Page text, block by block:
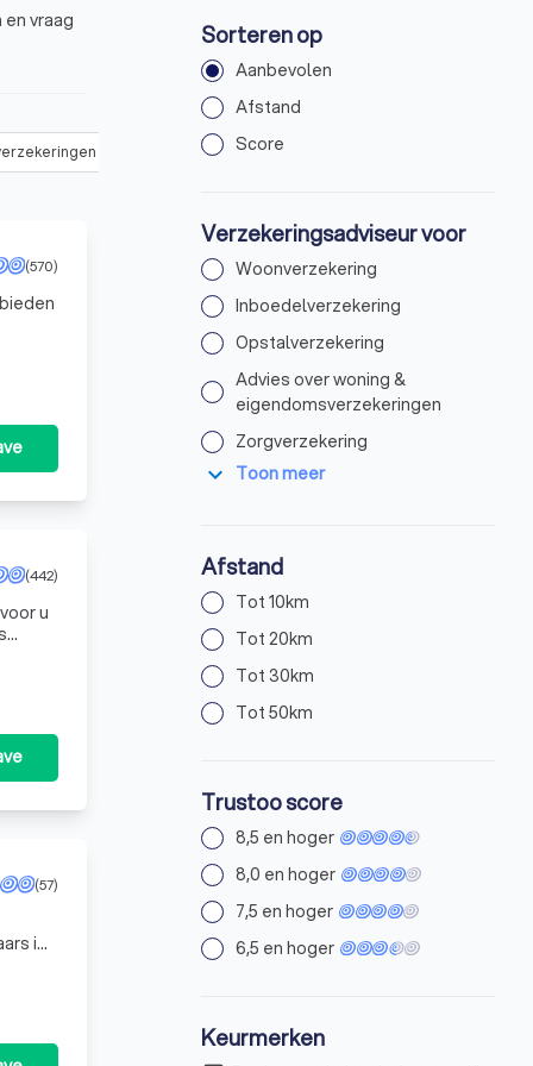
vraag
Zorgverzekering
(570)
(442)
u
(57)
is
Sorteren op
Aanbevolen
Afstand
Score
Verzekeringsadviseur voor
Woonverzekering
Inboedelverzekering
Opstalverzekering
Advies over woning &
eigendomsverzekeringen
Zorgverzekering
expand_more Toon meer
Afstand
Tot 10km
Tot 20km
Tot 30km
Tot 50km
Trustoo score
8,5 en hoger
8,0 en hoger
7,5 en hoger
6,5 en hoger
Keurmerken